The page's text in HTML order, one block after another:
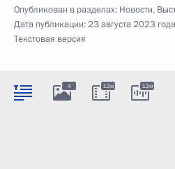
Опубликован в разделах: Новости,
Дата публикации:23 августа 2023
Текстовая версия
4 12м 12м